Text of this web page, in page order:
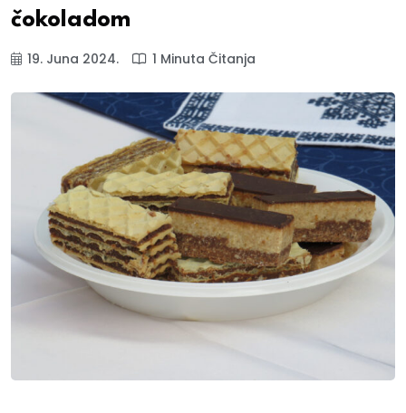
čokoladom
19. Juna 2024. 1 Minuta Čitanja